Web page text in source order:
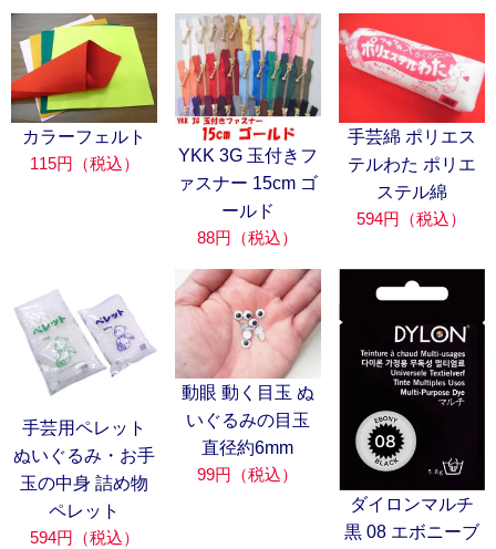
カラーフェルト
115円（税込）
YKK 3G 玉付きフ
ァスナー 15cm ゴ
ールド
88円（税込）
手芸綿 ポリエス
テルわた ポリエ
ステル綿
594円（税込）
手芸用ペレット
ぬいぐるみ・お手
玉の中身 詰め物
ペレット
594円（税込）
動眼 動く目玉 ぬ
いぐるみの目玉
直径約6mm
99円（税込）
ダイロンマルチ
黒 08 エボニーブ